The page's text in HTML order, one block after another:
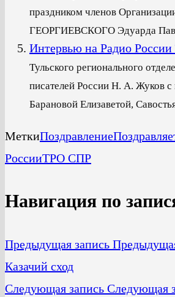
праздником членов
ГЕОРГИЕВСКОГО Эдуарда
Интервью на Радио России
Тульского регионального
писателей России Н. А. Жуков с
Барановой Елизаветой,
МеткиПоздравление
РоссииТРО СПР
Навигация по
Предыдущая запись
Казачий сход
Следующая запись Следующая